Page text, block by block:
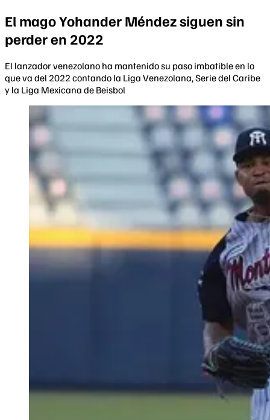
El mago Yohander Méndez siguen sin
perder en 2022
El lanzador venezolano ha mantenido su paso imbatible en lo
que va del 2022 contando la Liga Venezolana, Serie del Caribe
y la Liga Mexicana de Beisbol